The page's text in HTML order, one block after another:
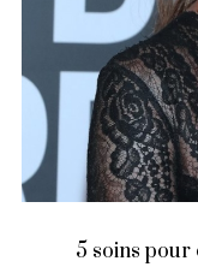
5 soins pour